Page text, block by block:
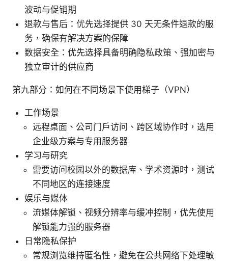
波动与促销期
退款与售后：优先选择提供 30 天无条件退款的服
务，确保有解决方案的保障
数据安全：优先选择具备明确隐私政策、强加密与
独立审计的供应商
第九部分：如何在不同场景下使用梯子（VPN）
工作场景
远程桌面、公司门户访问、跨区域协作时，选用
企业级方案与专用服务器
学习与研究
需要访问校园以外的数据库、学术资源时，测试
不同地区的连接速度
娱乐与媒体
流媒体解锁、视频分辨率与缓冲控制，优先使用
解锁能力强的服务器
日常隐私保护
常规浏览维持匿名性，避免在公共网络下处理敏